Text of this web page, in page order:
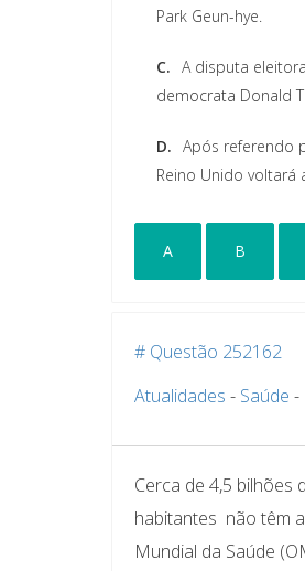
Park Geun-hye.
C. A disputa
democrata Donald
D. Após referendo
Reino Unido
A B
# Questão 252162
Atualidades - Saúde -
Cerca de 4,5 bilhões
habitantes  não
Mundial da Saúde